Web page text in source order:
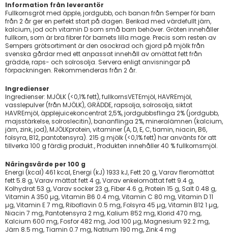
Information från leverantör
Fullkornsgröt med äpple, jordgubb, och banan från Semper för barn
från 2 år ger en perfekt start på dagen. Berikad med värdefullt järn,
kalcium, jod och vitamin D som små barn behöver. Gröten innehåller
fullkorn, som är bra fibrer för barnets lilla mage. Precis som resten av
Sempers grötsortiment är den osockrad och gjord på mjölk från
svenska gårdar med ett anpassat innehåll av omättat fett från
grädde, raps- och solrosolja. Servera enligt anvisningar på
förpackningen. Rekommenderas från 2 år.
Ingredienser
Ingredienser: MJÖLK (<0,1% fett), fullkornsVETEmjöl, HAVREmjöl,
vasslepulver (från MJÖLK), GRÄDDE, rapsolja, solrosolja, siktat
HAVREmjöl, äpplejuicekoncentrat 2,5%, jordgubbsflinga 2% (jordgubb,
majsstärkelse, solroslecitin), bananflinga 2%, mineralämnen (kalcium,
järn, zink, jod), MJÖLKprotein, vitaminer (A, D, E, C, tiamin, niacin, B6,
folsyra, B12, pantotensyra). 215 g mjölk (<0,1% fett) har använts för att
tillverka 100 g färdig produkt., Produkten innehåller 40 % fullkornsmjöl.
Näringsvärde per 100 g
Energi (kcal) 461 kcal, Energi (kJ) 1933 kJ, Fett 20 g, Varav fleromättat
fett 5.8 g, Varav mättat fett 4 g, Varav enkelomättat fett 9.4 g,
Kolhydrat 53 g, Varav socker 23 g, Fiber 4.6 g, Protein 15 g, Salt 0.48 g,
Vitamin A 350 µg, Vitamin B6 0.4 mg, Vitamin C 80 mg, Vitamin D 11
µg, Vitamin E 7 mg, Riboflavin 0.5 mg, Folsyra 45 µg, Vitamin B12 1 µg,
Niacin 7 mg, Pantotensyra 2 mg, Kalium 852 mg, Klorid 470 mg,
Kalcium 600 mg, Fosfor 482 mg, Jod 100 µg, Magnesium 92.2 mg,
Järn 8.5 mg, Tiamin 0.7 mg, Natrium 190 mg, Zink 4 mg